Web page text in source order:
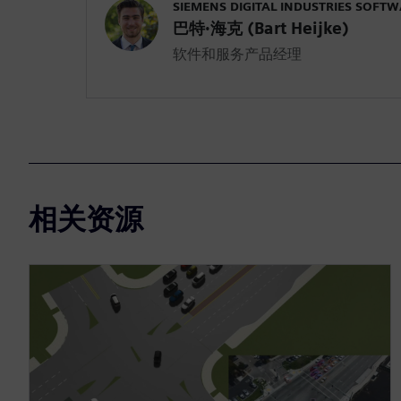
SIEMENS DIGITAL INDUSTRIES
巴特·海克 (Bart Heijke)
软件和服务产品经理
相关资源